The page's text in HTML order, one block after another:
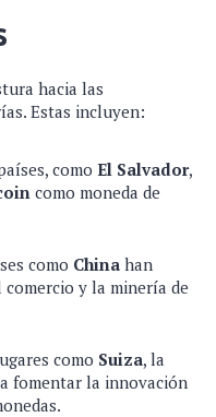
hacia las
Estas incluyen:
como El Salvador,
como moneda de
como China han
y la minería de
como Suiza, la
fomentar la innovación